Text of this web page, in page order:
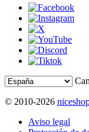
© 2010-2026
Aviso legal